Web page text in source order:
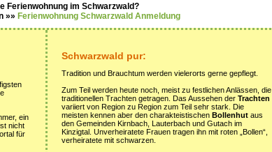
Ferienwohnung im Schwarzwald?
»» Ferienwohnung Schwarzwald Anmeldung
ein
nicht
für
Schwarzwald pur:
Tradition und Brauchtum werden vielerorts gerne gepflegt.
Zum Teil werden heute noch, meist zu festlichen Anlässen, die
traditionellen Trachten getragen. Das Aussehen der Trachten
variiert von Region zu Region zum Teil sehr stark. Die
meisten kennen aber den charakteistischen Bollenhut aus
den Gemeinden Kirnbach, Lauterbach und Gutach im
Kinzigtal. Unverheiratete Frauen tragen ihn mit roten „Bollen“,
verheiratete mit schwarzen.